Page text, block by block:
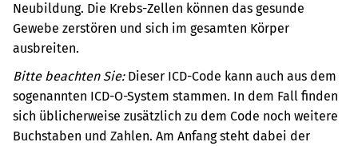
Neubildung. Die Krebs-Zellen können das gesunde
Gewebe zerstören und sich im gesamten Körper
ausbreiten.
Bitte beachten Sie:Dieser ICD-Code kann auch aus dem
sogenannten ICD-O-System stammen. In dem Fall finden
sich üblicherweise zusätzlich zu dem Code noch weitere
Buchstaben und Zahlen. Am Anfang steht dabei der